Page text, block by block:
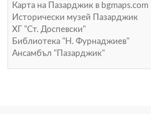
Карта на Пазарджик в bgmaps.com
Исторически музей Пазарджик
ХГ "Ст. Доспевски"
Библиотека "Н. Фурнаджиев"
Ансамбъл "Пазарджик"